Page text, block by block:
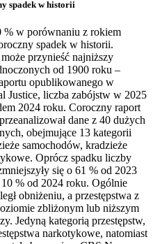
spadek w historii
% w porównaniu z rokiem
spadek w historii.
przynieść najniższy
od 1900 roku –
opublikowanego w
Justice, liczba zabójstw w 2025
2024 roku. Coroczny raport
dane z 40 dużych
obejmujące 13 kategorii
samochodów, kradzieże
Oprócz spadku liczby
się o 61 % od 2023
% od 2024 roku. Ogólnie
obniżeniu, a przestępstwa z
zbliżonym lub niższym
Jedyną kategorią przestępstw,
narkotykowe, natomiast